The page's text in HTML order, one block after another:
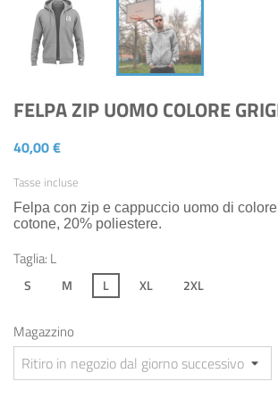
FELPA ZIP UOMO COLORE
40,00 €
Tasse incluse
Felpa con zip e cappuccio uomo di
cotone, 20% poliestere.
Taglia: L
S M L XL 2XL
Magazzino